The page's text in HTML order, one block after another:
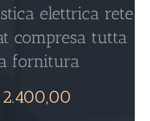
elettrica rete
compresa tutta
fornitura
2.400,00